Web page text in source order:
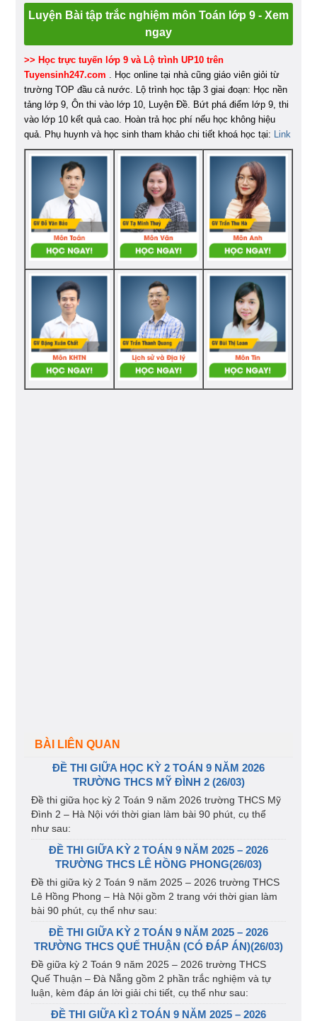
Luyện Bài tập trắc nghiệm môn Toán lớp 9 - Xem
ngay
>> Học trực tuyến lớp 9 và Lộ trình UP10 trên
Tuyensinh247.com
. Học online tại nhà cũng giáo viên giỏi từ
trường TOP đầu cả nước. Lộ trình học tập 3 giai đoạn: Học nền
tảng lớp 9, Ôn thi vào lớp 10, Luyện Đề. Bứt phá điểm lớp 9, thi
vào lớp 10 kết quả cao. Hoàn trả học phí nếu học không hiệu
quả. Phụ huynh và học sinh tham khảo chi tiết khoá học tại:
Link
BÀI LIÊN QUAN
ĐỀ THI GIỮA HỌC KỲ 2 TOÁN 9 NĂM 2026
TRƯỜNG THCS MỸ ĐÌNH 2 (26/03)
Đề thi giữa học kỳ 2 Toán 9 năm 2026 trường THCS Mỹ
Đình 2 – Hà Nội với thời gian làm bài 90 phút, cụ thể
như sau:
ĐỀ THI GIỮA KỲ 2 TOÁN 9 NĂM 2025 – 2026
TRƯỜNG THCS LÊ HỒNG PHONG(26/03)
Đề thi giữa kỳ 2 Toán 9 năm 2025 – 2026 trường THCS
Lê Hồng Phong – Hà Nội gồm 2 trang với thời gian làm
bài 90 phút, cụ thể như sau:
ĐỀ THI GIỮA KỲ 2 TOÁN 9 NĂM 2025 – 2026
TRƯỜNG THCS QUẾ THUẬN (CÓ ĐÁP ÁN)(26/03)
Đề giữa kỳ 2 Toán 9 năm 2025 – 2026 trường THCS
Quế Thuận – Đà Nẵng gồm 2 phần trắc nghiệm và tự
luận, kèm đáp án lời giải chi tiết, cụ thể như sau:
ĐỀ THI GIỮA KÌ 2 TOÁN 9 NĂM 2025 – 2026